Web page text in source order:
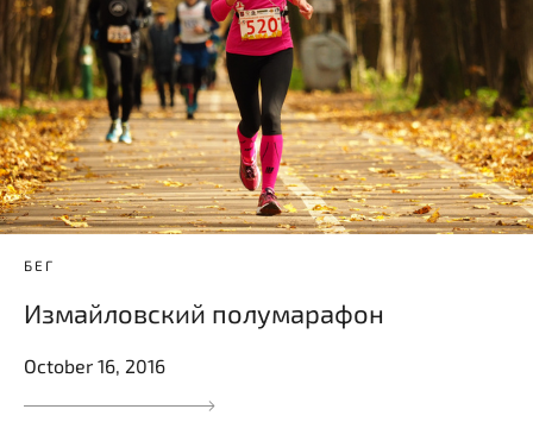
БЕГ
Измайловский полумарафон
October 16, 2016